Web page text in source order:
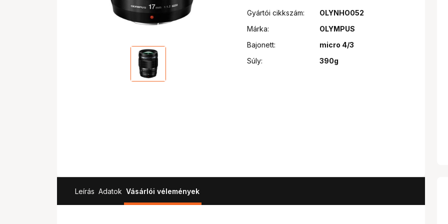
Gyártói cikkszám:
OLYNHO052
Márka:
OLYMPUS
Bajonett:
micro 4/3
Súly:
390g
Leírás Adatok Vásárlói vélemények